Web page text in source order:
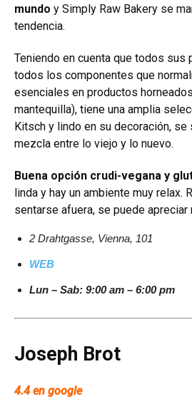
mundo y Simply Raw Bakery se
tendencia.
Teniendo en cuenta que todos sus
todos los componentes que
esenciales en productos
mantequilla), tiene una amplia
Kitsch y lindo en su decoración, se
mezcla entre lo viejo y lo nuevo.
Buena opción crudi-vegana y
linda y hay un ambiente muy relax.
sentarse afuera, se puede apreciar
2 Drahtgasse, Vienna, 101
WEB
Lun – Sab: 9:00 am – 6:00 pm
Joseph Brot
4.4 en google